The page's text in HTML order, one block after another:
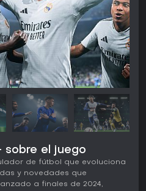
sobre el juego
de fútbol que evoluciona
y novedades que
a finales de 2024,